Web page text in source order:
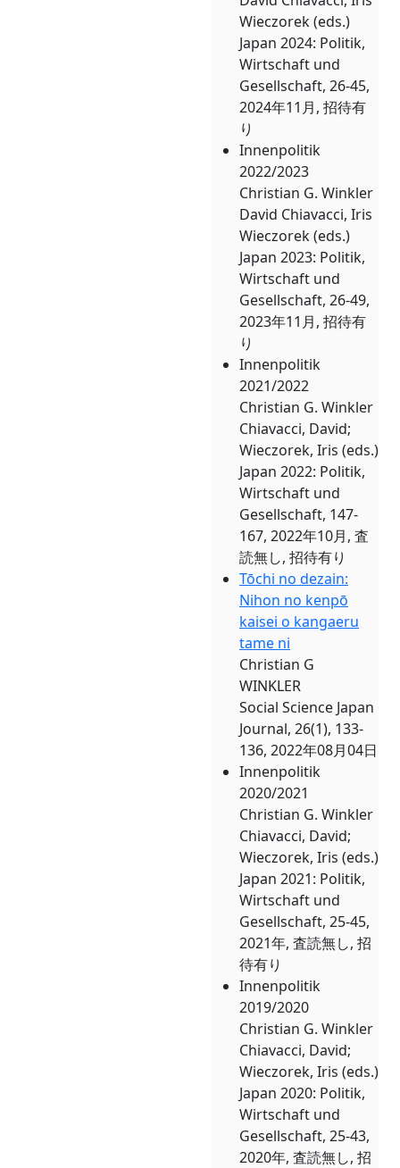
Wieczorek (eds.)
Japan 2024: Politik,
Wirtschaft und
Gesellschaft, 26-45,
2024年11月, 招待有
り
Innenpolitik
2022/2023
Christian G. Winkler
David Chiavacci, Iris
Wieczorek (eds.)
Japan 2023: Politik,
Wirtschaft und
Gesellschaft, 26-49,
2023年11月, 招待有
り
Innenpolitik
2021/2022
Christian G. Winkler
Chiavacci, David;
Wieczorek, Iris (eds.)
Japan 2022: Politik,
Wirtschaft und
Gesellschaft, 147-
167, 2022年10月, 査
読無し, 招待有り
Tōchi no dezain:
Nihon no kenpō
kaisei o kangaeru
tame ni
Christian G
WINKLER
Social Science Japan
Journal, 26(1), 133-
136, 2022年08月04日
Innenpolitik
2020/2021
Christian G. Winkler
Chiavacci, David;
Wieczorek, Iris (eds.)
Japan 2021: Politik,
Wirtschaft und
Gesellschaft, 25-45,
2021年, 査読無し, 招
待有り
Innenpolitik
2019/2020
Christian G. Winkler
Chiavacci, David;
Wieczorek, Iris (eds.)
Japan 2020: Politik,
Wirtschaft und
Gesellschaft, 25-43,
2020年, 査読無し, 招